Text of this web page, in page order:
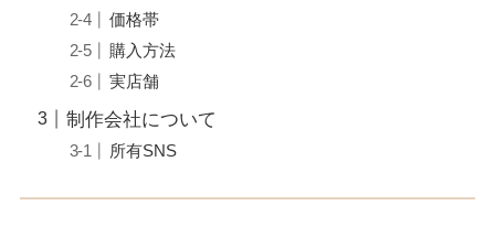
価格帯
購入方法
実店舗
制作会社について
所有SNS